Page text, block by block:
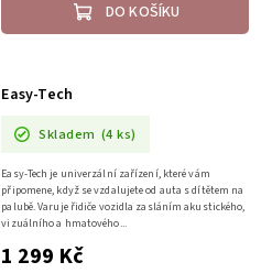
DO KOŠÍKU
Easy-Tech
Skladem (4 ks)
1 299 Kč
Easy-Tech je univerzální zařízení, které vám
připomene, když se vzdalujete od auta s dítětem na
palubě. Varuje řidiče vozidla zasláním akustického,
vizuálního a hmatového...